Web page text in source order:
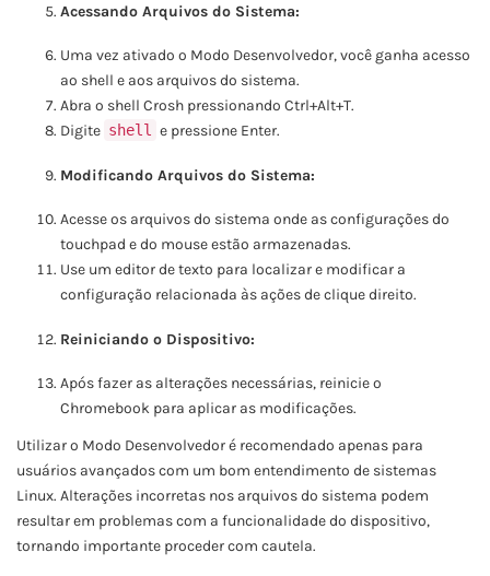
Acessando Arquivos do Sistema:
Uma vez ativado o Modo Desenvolvedor, você ganha acesso
ao shell e aos arquivos do sistema.
Abra o shell Crosh pressionando Ctrl+Alt+T.
Digite shell e pressione Enter.
Modificando Arquivos do Sistema:
Acesse os arquivos do sistema onde as configurações do
touchpad e do mouse estão armazenadas.
Use um editor de texto para localizar e modificar a
configuração relacionada às ações de clique direito.
Reiniciando o Dispositivo:
Após fazer as alterações necessárias, reinicie o
Chromebook para aplicar as modificações.
Utilizar o Modo Desenvolvedor é recomendado apenas para
usuários avançados com um bom entendimento de sistemas
Linux. Alterações incorretas nos arquivos do sistema podem
resultar em problemas com a funcionalidade do dispositivo,
tornando importante proceder com cautela.